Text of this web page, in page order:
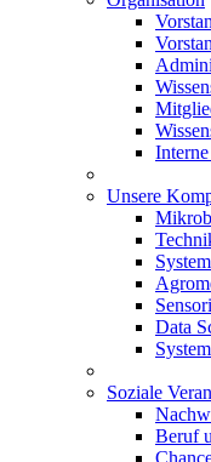
Unsere
Data
Soziale
Beruf